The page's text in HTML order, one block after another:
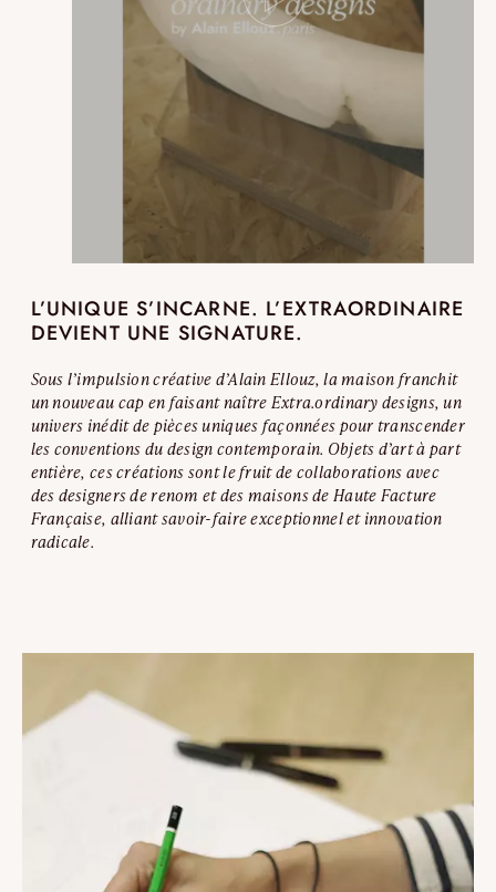
L’UNIQUE S’INCARNE. L’EXTRAORDINAIRE
DEVIENT UNE SIGNATURE.
Sous l’impulsion créative d’Alain Ellouz, la maison franchit
un nouveau cap en faisant naître Extra.ordinary designs, un
univers inédit de pièces uniques façonnées pour transcender
les conventions du design contemporain. Objets d’art à part
entière, ces créations sont le fruit de collaborations avec
des designers de renom et des maisons de Haute Facture
Française, alliant savoir-faire exceptionnel et innovation
radicale.